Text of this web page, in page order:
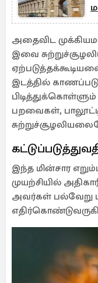
அதைவிட
இவை
இடத்தில்
பறவைகள்,
இந்த மின்சார
முயற்சியில்
அவர்கள் பல்வேறு